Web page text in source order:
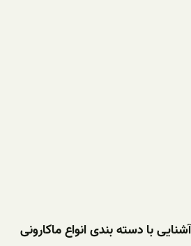
آشنایی با دسته بندی انواع ماکارونی